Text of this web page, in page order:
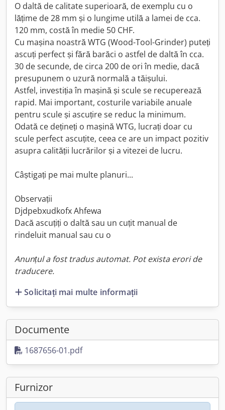
O daltă de calitate superioară, de exemplu cu o
lățime de 28 mm și o lungime utilă a lamei de cca.
120 mm, costă în medie 50 CHF.
Cu mașina noastră WTG (Wood-Tool-Grinder) puteți
ascuți perfect și fără barăci o astfel de daltă în cca.
30 de secunde, de circa 200 de ori în medie, dacă
presupunem o uzură normală a tăișului.
Astfel, investiția în mașină și scule se recuperează
rapid. Mai important, costurile variabile anuale
pentru scule și ascuțire se reduc la minimum.
Odată ce dețineți o mașină WTG, lucrați doar cu
scule perfect ascuțite, ceea ce are un impact pozitiv
asupra calității lucrărilor și a vitezei de lucru.
Câștigați pe mai multe planuri...
Observații
Djdpebxudkofx Ahfewa
Dacă ascuțiți o daltă sau un cuțit manual de
rindeluit manual sau cu o
Anunțul a fost tradus automat. Pot exista erori de
traducere.
Solicitați mai multe informații
Documente
1687656-01.pdf
Furnizor